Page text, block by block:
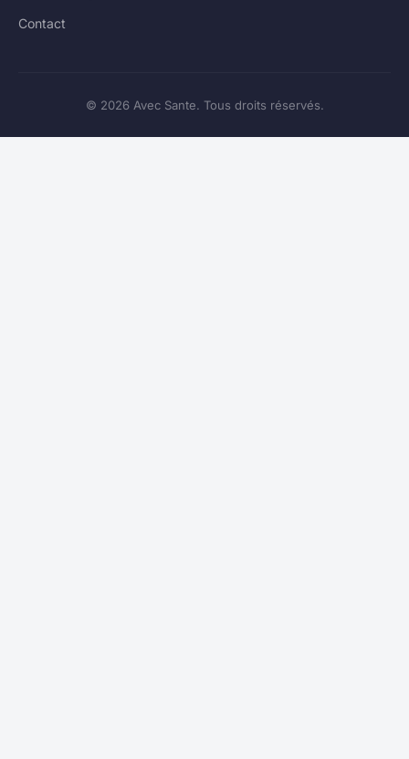
Contact
© 2026 Avec Sante. Tous droits réservés.